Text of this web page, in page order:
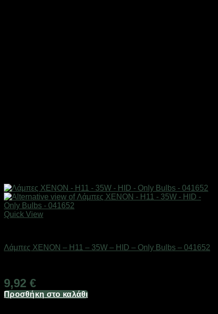
Quick View
Λάμπες XENON – H11 – 35W – HID – Only Bulbs – 041652
9,92 €
Προσθήκη στο καλάθι